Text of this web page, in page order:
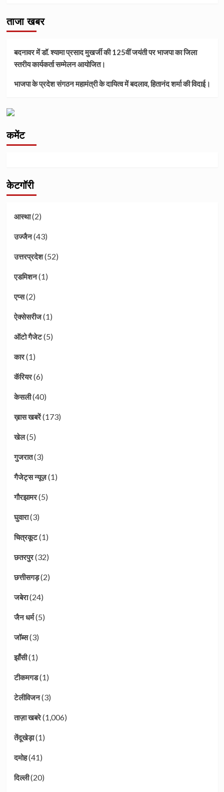
ताजा खबर
बदनावर में डॉ. श्यामा प्रसाद मुखर्जी की 125वीं जयंती पर भाजपा का जिला
स्तरीय कार्यकर्ता सम्मेलन आयोजित।
भाजपा के प्रदेश संगठन महामंत्री के दायित्व में बदलाव, हितानंद शर्मा की विदाई।
कमेंट
केटगॉरी
आस्था(2)
उज्जैन(43)
उत्तरप्रदेश(52)
एडमिशन(1)
एप्स(2)
ऐक्सेसरीज(1)
ऑटो गैजेट(5)
कार(1)
कॅरियर(6)
केसली(40)
ख़ास खबरें(173)
खेल(5)
गुजरात(3)
गैजेट्स न्यूज़(1)
गौरझामर(5)
घुवारा(3)
चित्रकूट(1)
छतरपुर(32)
छत्तीसगड़(2)
जबेरा(24)
जैन धर्म(5)
जॉब्स(3)
झाँसी(1)
टीकमगड(1)
टेलीविजन(3)
ताज़ा खबरे(1,006)
तेंदूखेड़ा(1)
दमोह(41)
दिल्ली(20)